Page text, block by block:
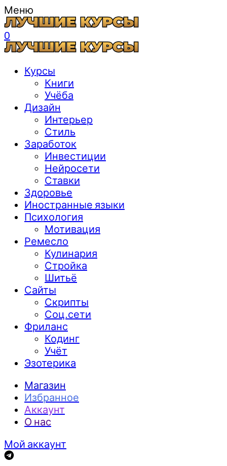
Меню
0
Курсы
Книги
Учёба
Дизайн
Интерьер
Стиль
Заработок
Инвестиции
Нейросети
Ставки
Здоровье
Иностранные языки
Психология
Мотивация
Ремесло
Кулинария
Стройка
Шитьё
Сайты
Скрипты
Соц.сети
Фриланс
Кодинг
Учёт
Эзотерика
Магазин
Избранное
Аккаунт
О нас
Мой аккаунт